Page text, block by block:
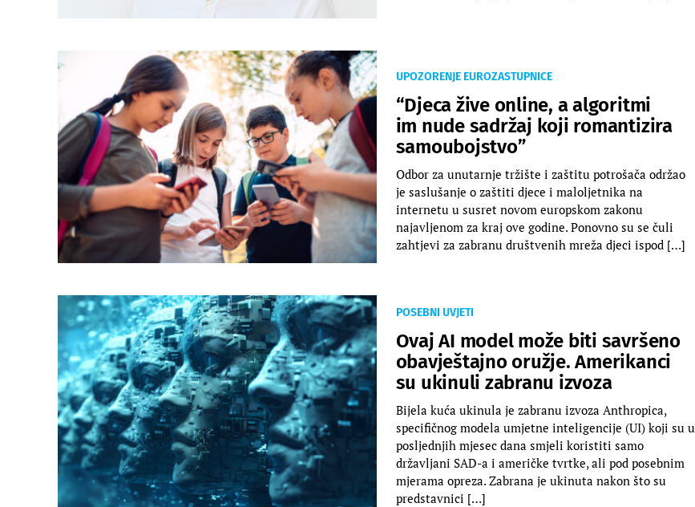
UPOZORENJE EUROZASTUPNICE
“Djeca žive online, a algoritmi
im nude sadržaj koji romantizira
samoubojstvo”
Odbor za unutarnje tržište i zaštitu potrošača održao
je saslušanje o zaštiti djece i maloljetnika na
internetu u susret novom europskom zakonu
najavljenom za kraj ove godine. Ponovno su se čuli
zahtjevi za zabranu društvenih mreža djeci ispod […]
POSEBNI UVJETI
Ovaj AI model može biti savršeno
obavještajno oružje. Amerikanci
su ukinuli zabranu izvoza
Bijela kuća ukinula je zabranu izvoza Anthropica,
specifičnog modela umjetne inteligencije (UI) koji su u
posljednjih mjesec dana smjeli koristiti samo
državljani SAD-a i američke tvrtke, ali pod posebnim
mjerama opreza. Zabrana je ukinuta nakon što su
predstavnici […]